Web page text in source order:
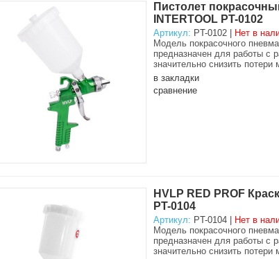
Пистолет
INTERTOOL PT-0102
Артикул: PT-0102 |
Нет в
Модель покрасочного
предназначен для работы с
значительно снизить
в закладки
сравнение
HVLP RED PROF
PT-0104
Артикул: PT-0104 |
Нет в
Модель покрасочного
предназначен для работы с
значительно снизить